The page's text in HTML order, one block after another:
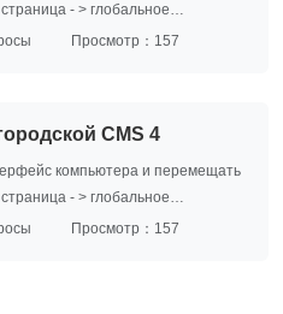
- > глобальное
- > управление языком - >
Просмотр：157
CMS 4
компьютера и перемещать
- > глобальное
- > управление языком - >
Просмотр：157